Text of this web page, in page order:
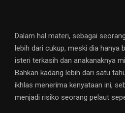
Dalam hal materi, sebagai
lebih dari cukup, meski dia hanya
isteri terkasih dan anakanaknya
Bahkan kadang lebih dari satu
ikhlas menerima kenyataan ini,
menjadi risiko seorang pelaut